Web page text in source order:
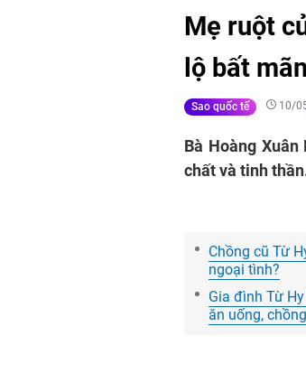
Mẹ ruột
lộ bất
Sao quốc tế 10/
Bà Hoàng
chất và tinh
Chồng cũ Từ
ngoại tình?
Gia đình Từ
ăn uống,